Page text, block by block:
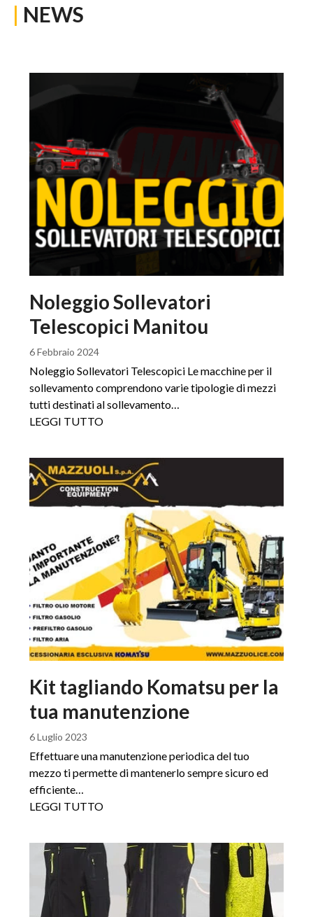
| NEWS
Noleggio Sollevatori
Telescopici Manitou
6 Febbraio 2024
Noleggio Sollevatori Telescopici Le macchine per il
sollevamento comprendono varie tipologie di mezzi
tutti destinati al sollevamento…
LEGGI TUTTO
Kit tagliando Komatsu per la
tua manutenzione
6 Luglio 2023
Effettuare una manutenzione periodica del tuo
mezzo ti permette di mantenerlo sempre sicuro ed
efficiente…
LEGGI TUTTO